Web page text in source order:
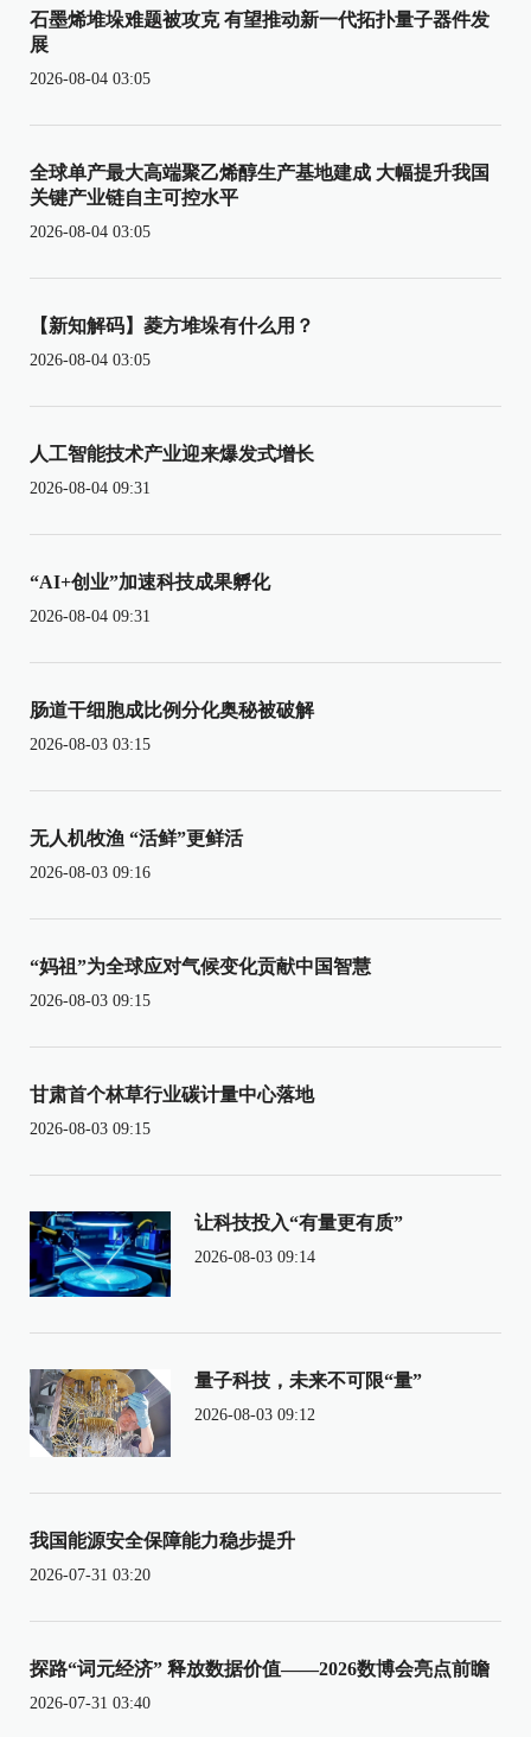
石墨烯堆垛难题被攻克 有望推动新一代拓扑量子器件发
展
2026-08-04 03:05
全球单产最大高端聚乙烯醇生产基地建成 大幅提升我国
关键产业链自主可控水平
2026-08-04 03:05
【新知解码】菱方堆垛有什么用？
2026-08-04 03:05
人工智能技术产业迎来爆发式增长
2026-08-04 09:31
“AI+创业”加速科技成果孵化
2026-08-04 09:31
肠道干细胞成比例分化奥秘被破解
2026-08-03 03:15
无人机牧渔 “活鲜”更鲜活
2026-08-03 09:16
“妈祖”为全球应对气候变化贡献中国智慧
2026-08-03 09:15
甘肃首个林草行业碳计量中心落地
2026-08-03 09:15
让科技投入“有量更有质”
2026-08-03 09:14
量子科技，未来不可限“量”
2026-08-03 09:12
我国能源安全保障能力稳步提升
2026-07-31 03:20
探路“词元经济” 释放数据价值——2026数博会亮点前瞻
2026-07-31 03:40